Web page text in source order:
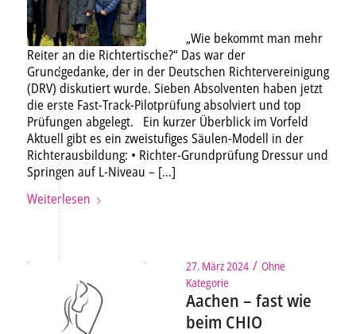
„Wie bekommt man mehr
Reiter an die Richtertische?“ Das war der
Grundgedanke, der in der Deutschen Richtervereinigung
(DRV) diskutiert wurde. Sieben Absolventen haben jetzt
die erste Fast-Track-Pilotprüfung absolviert und top
Prüfungen abgelegt. Ein kurzer Überblick im Vorfeld
Aktuell gibt es ein zweistufiges Säulen-Modell in der
Richterausbildung: • Richter-Grundprüfung Dressur und
Springen auf L-Niveau – […]
Weiterlesen
27. März 2024 / Ohne
Kategorie
Aachen – fast wie
beim CHIO